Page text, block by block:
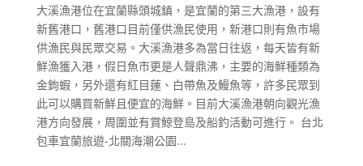
大溪漁港位在宜蘭縣頭城鎮，是宜蘭的第三大漁港，設有
新舊港口，舊港口目前僅供漁民使用，新港口則有魚市場
供漁民與民眾交易。大溪漁港多為當日往返，每天皆有新
鮮漁獲入港，假日魚市更是人聲鼎沸，主要的海鮮種類為
金鉤蝦，另外還有紅目蓮、白帶魚及鰻魚等，許多民眾到
此可以購買新鮮且便宜的海鮮。目前大溪漁港朝向觀光漁
港方向發展，周圍並有賞鯨登島及船釣活動可進行。 台北
包車宜蘭旅遊-北關海潮公園...